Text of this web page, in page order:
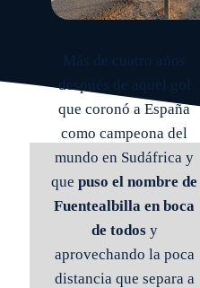
Más de cuatro años
después de aquel gol
que coronó a España
como campeona del
mundo en Sudáfrica y
quepuso el nombre de
Fuentealbilla en boca
de todosy
aprovechando la poca
distancia que separa a